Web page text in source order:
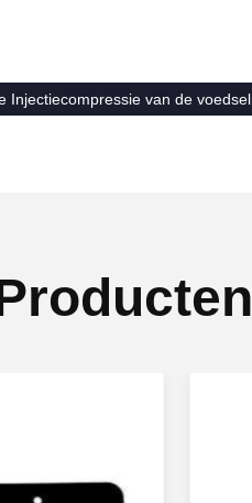
Injectiecompressie van de